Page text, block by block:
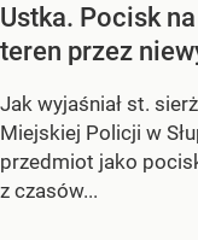
Ustka. Pocisk
teren przez
Jak wyjaśniał st.
Miejskiej Policji w
przedmiot jako
z czasów...